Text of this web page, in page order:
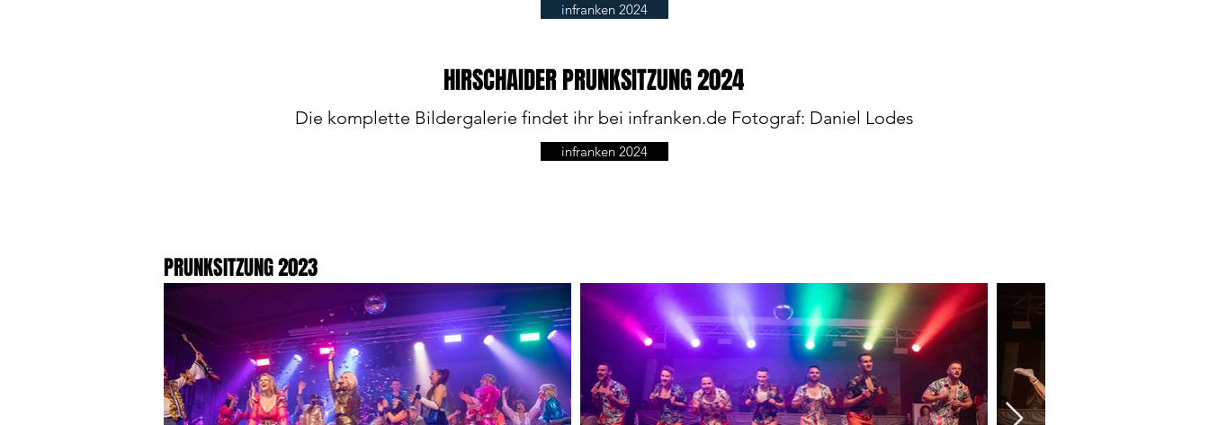
infranken 2024
HIRSCHAIDER PRUNKSITZUNG 2024
Die komplette Bildergalerie findet ihr bei infranken.de Fotograf: Daniel Lodes
infranken 2024
PRUNKSITZUNG 2023